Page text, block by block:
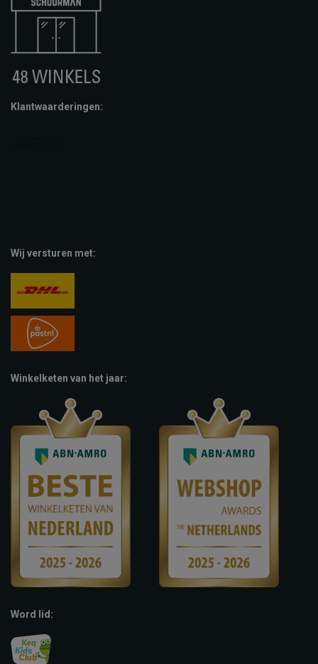
Klantwaarderingen:
Wij versturen met:
Winkelketen van het jaar:
Word lid: